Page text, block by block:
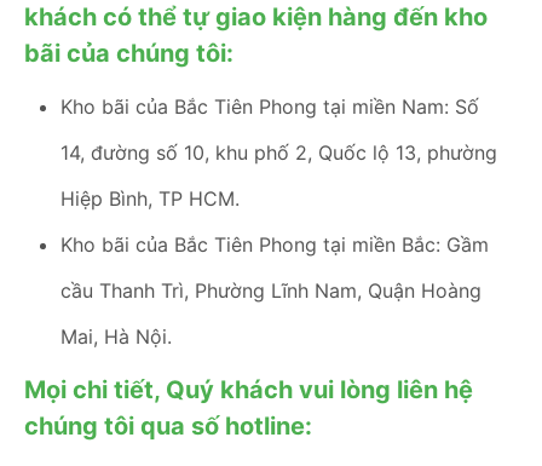
khách có thể tự giao kiện hàng đến kho
bãi của chúng tôi:
Kho bãi của Bắc Tiên Phong tại miền Nam: Số
14, đường số 10, khu phố 2, Quốc lộ 13, phường
Hiệp Bình, TP HCM.
Kho bãi của Bắc Tiên Phong tại miền Bắc: Gầm
cầu Thanh Trì, Phường Lĩnh Nam, Quận Hoàng
Mai, Hà Nội.
Mọi chi tiết, Quý khách vui lòng liên hệ
chúng tôi qua số hotline: